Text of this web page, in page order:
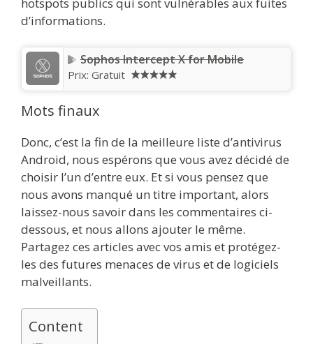
d’informations.
Sophos Intercept X for Mobile
Prix: Gratuit
Mots finaux
Donc, c’est la fin de la meilleure liste d’antivirus
Android, nous espérons que vous avez décidé de
choisir l’un d’entre eux. Et si vous pensez que
nous avons manqué un titre important, alors
laissez-nous savoir dans les commentaires ci-
dessous, et nous allons ajouter le même.
Partagez ces articles avec vos amis et protégez-
les des futures menaces de virus et de logiciels
malveillants.
Content